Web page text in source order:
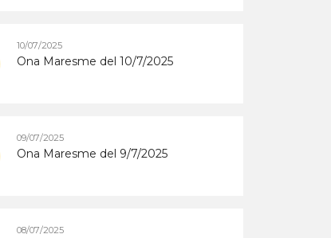
10/07/2025
Ona Maresme del 10/7/2025
09/07/2025
Ona Maresme del 9/7/2025
08/07/2025